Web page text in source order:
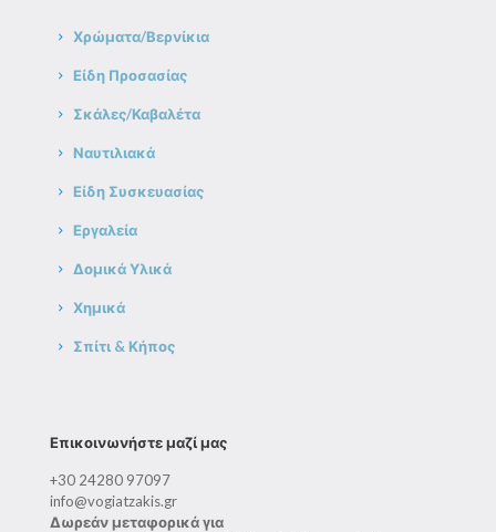
Χρώματα/Βερνίκια
Είδη Προσασίας
Σκάλες/Καβαλέτα
Ναυτιλιακά
Είδη Συσκευασίας
Εργαλεία
Δομικά Υλικά
Χημικά
Σπίτι & Κήπος
Επικοινωνήστε μαζί μας
+30 24280 97097
info@vogiatzakis.gr
Δωρεάν μεταφορικά για